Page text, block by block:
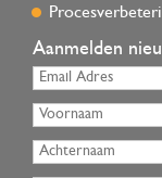
Aanmelden